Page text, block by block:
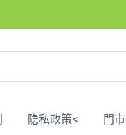
隐私政策< 門市